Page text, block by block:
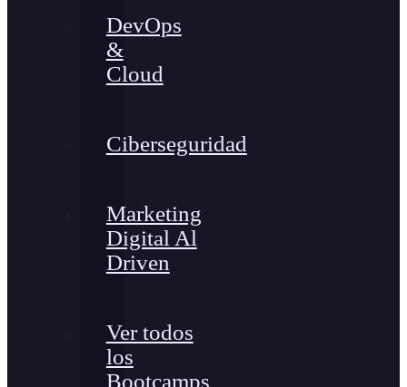
DevOps
&
Cloud
Ciberseguridad
Marketing
Digital Al
Driven
Ver todos
los
Bootcamps